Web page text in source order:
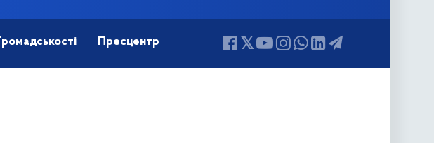
Пресцентр